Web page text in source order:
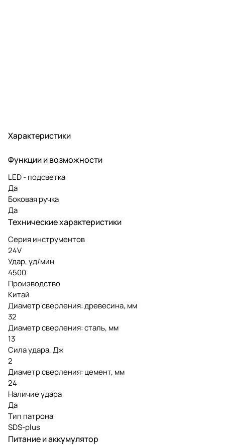
Характеристики
Функции и возможности
LED - подсветка
Да
Боковая ручка
Да
Технические характеристики
Серия инструментов
24V
Удар, уд/мин
4500
Производство
Китай
Диаметр сверления: древесина, мм
32
Диаметр сверления: сталь, мм
13
Сила удара, Дж
2
Диаметр сверления: цемент, мм
24
Наличие удара
Да
Тип патрона
SDS-plus
Питание и аккумулятор